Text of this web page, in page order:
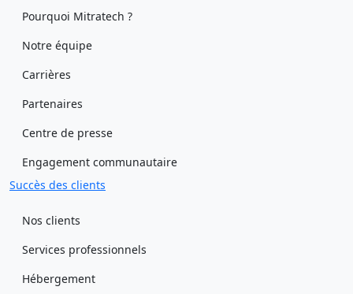
Pourquoi Mitratech ?
Notre équipe
Carrières
Partenaires
Centre de presse
Engagement communautaire
Succès des clients
Nos clients
Services professionnels
Hébergement